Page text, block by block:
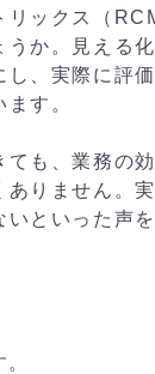
ックス（
か。見える
、実際に評
す。
も、業務の
りません。
といった声